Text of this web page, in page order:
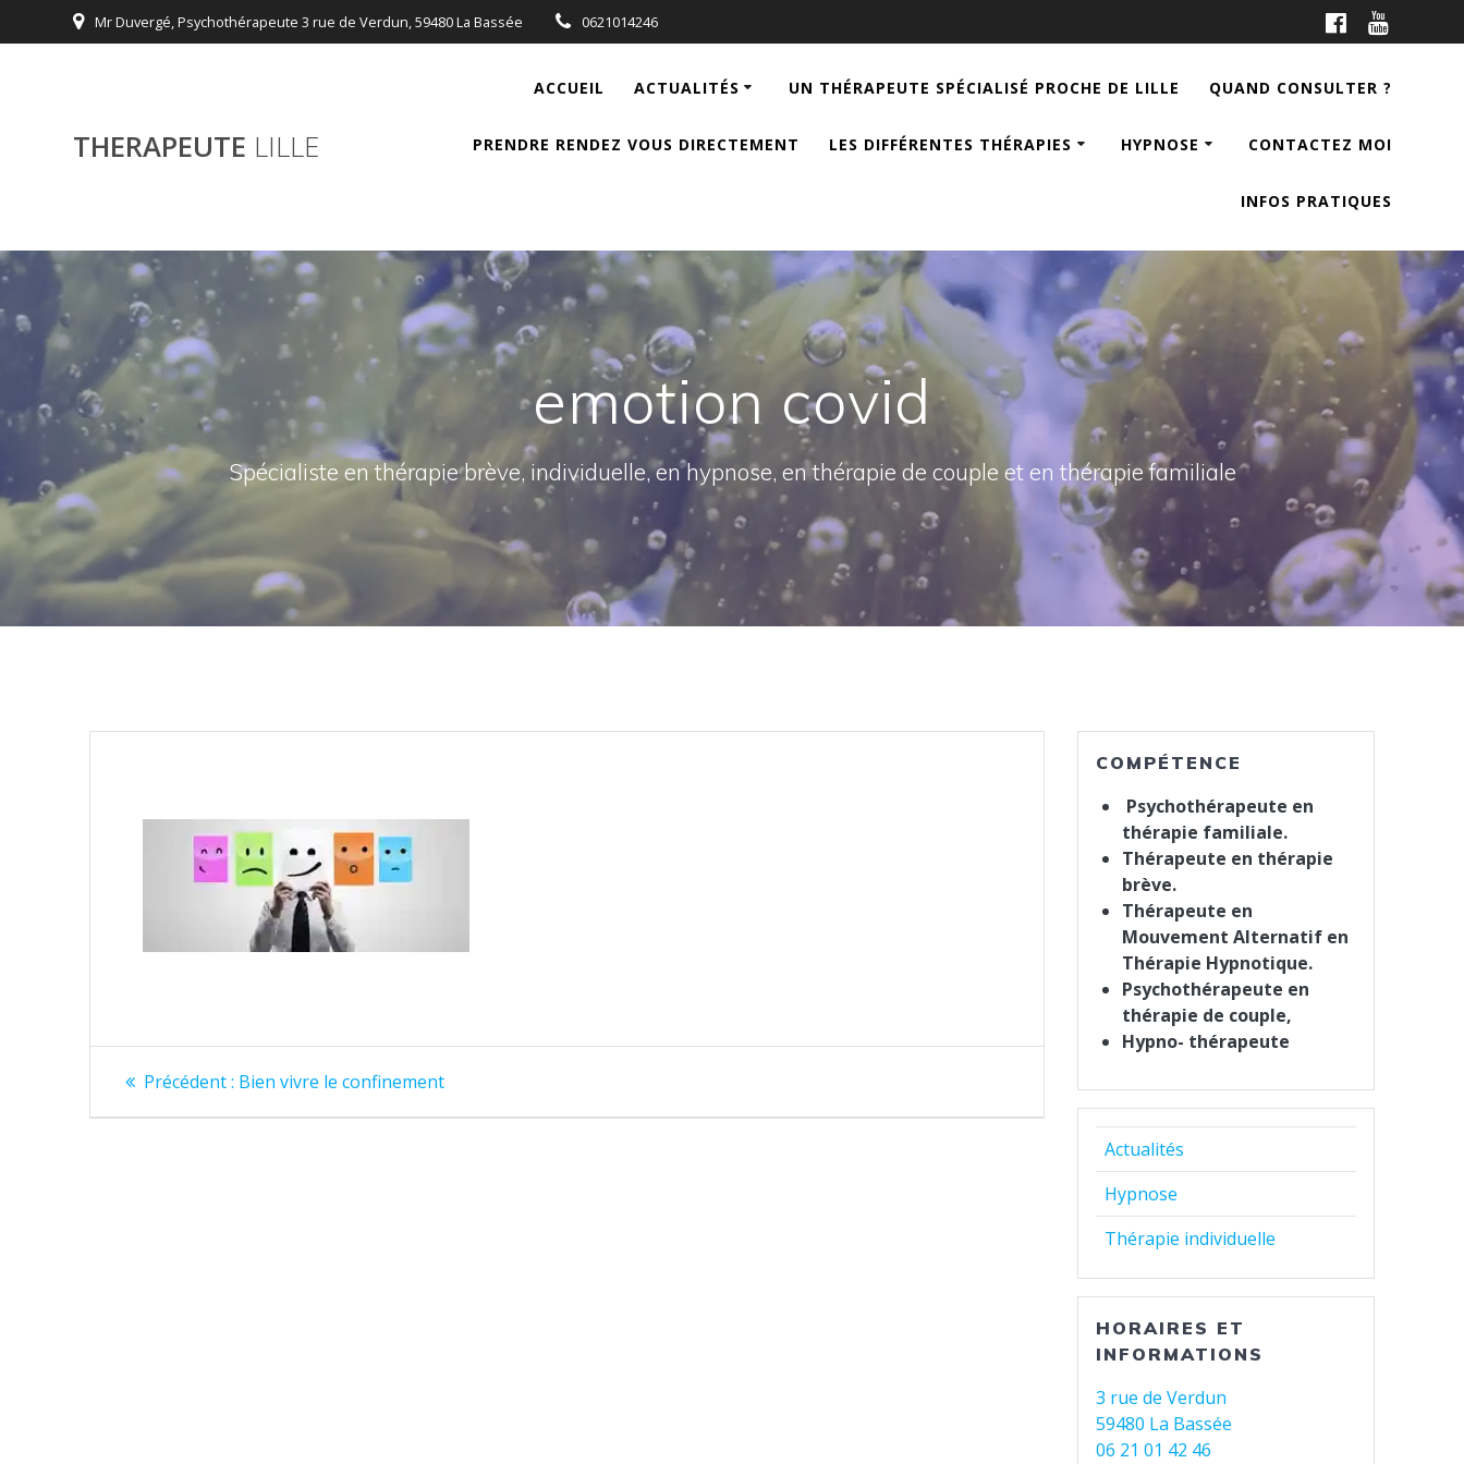
au
Mr Duvergé, Psychothérapeute 3 rue de Verdun, 59480 La Bassée 0621014246
THERAPEUTE LILLE
ACCUEIL ACTUALITÉS UN THÉRAPEUTE SPÉCIALISÉ PROCHE DE LILLE QUAND CONSULTER ?
PRENDRE RENDEZ VOUS DIRECTEMENT LES DIFFÉRENTES THÉRAPIES HYPNOSE CONTACTEZ MOI
INFOS PRATIQUES
emotion covid
Spécialiste en thérapie brève, individuelle, en hypnose, en thérapie de couple et en thérapie familiale
Navigation
de
Précédent : Article
Bien vivre le confinement
COMPÉTENCE
Psychothérapeute en
thérapie familiale.
Thérapeute en thérapie
brève.
Thérapeute en
Mouvement Alternatif en
Thérapie Hypnotique.
Psychothérapeute en
thérapie de couple,
Hypno- thérapeute
Actualités
Hypnose
Thérapie individuelle
HORAIRES ET
INFORMATIONS
3 rue de Verdun
59480 La Bassée
06 21 01 42 46